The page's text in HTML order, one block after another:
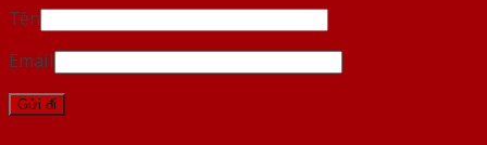
Tên
Email